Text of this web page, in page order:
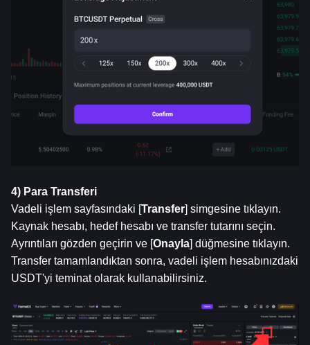
4) Para Transferi
Vadeli işlem sayfasındaki [Transfer] simgesine tıklayın.
Kaynak hesabı, hedef hesabı ve transfer tutarını seçin.
Ayrıntıları gözden geçirin ve [Onayla] düğmesine tıklayın.
Transfer tamamlandıktan sonra, vadeli işlem hesabınızdaki
USDT'yi teminat olarak kullanabilirsiniz.